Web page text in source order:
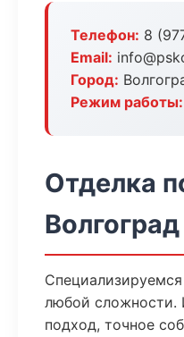
Телефон: 8
Email:
Город:
Режим работы:
Отделка
Волгоград
любой сложности.
подход, точное